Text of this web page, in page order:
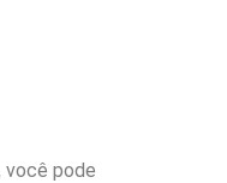
você pode